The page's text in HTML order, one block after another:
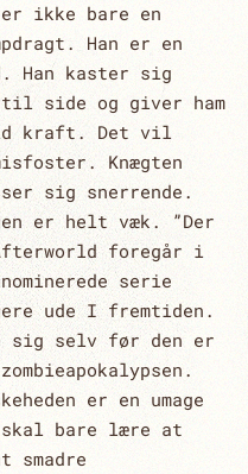
er ikke bare en
Han er en
Han kaster sig
til side og giver ham
kraft. Det vil
Knægten
sig snerrende.
er helt væk. ”Der
foregår i
serie
ude I fremtiden.
sig selv før den er
er en umage
bare lære at
smadre